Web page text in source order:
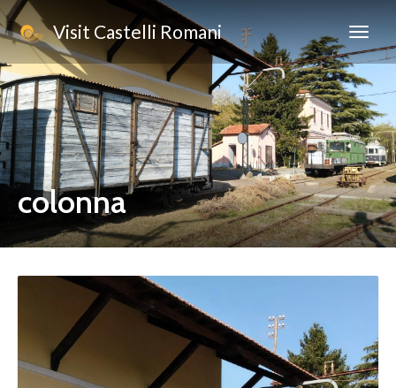
Visit Castelli Romani
colonna